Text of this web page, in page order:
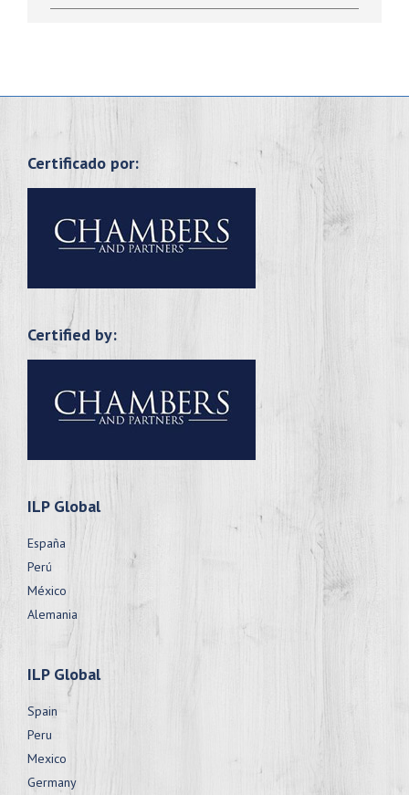
Certificado por:
Certified by:
ILP Global
España
Perú
México
Alemania
ILP Global
Spain
Peru
Mexico
Germany